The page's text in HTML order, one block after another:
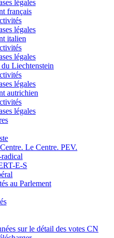
légales
français
légales
italien
légales
Liechtenstein
légales
autrichien
légales
Le Centre. PEV.
E-S
au Parlement
sur le détail des votes CN